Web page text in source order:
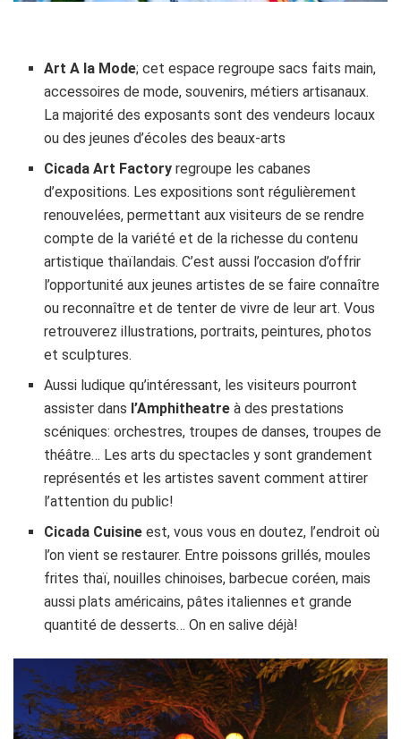
Art A la Mode; cet espace regroupe sacs faits main,
accessoires de mode, souvenirs, métiers artisanaux.
La majorité des exposants sont des vendeurs locaux
ou des jeunes d’écoles des beaux-arts
Cicada Art Factory regroupe les cabanes
d’expositions. Les expositions sont régulièrement
renouvelées, permettant aux visiteurs de se rendre
compte de la variété et de la richesse du contenu
artistique thaïlandais. C’est aussi l’occasion d’offrir
l’opportunité aux jeunes artistes de se faire connaître
ou reconnaître et de tenter de vivre de leur art. Vous
retrouverez illustrations, portraits, peintures, photos
et sculptures.
Aussi ludique qu’intéressant, les visiteurs pourront
assister dans l’Amphitheatre à des prestations
scéniques: orchestres, troupes de danses, troupes de
théâtre… Les arts du spectacles y sont grandement
représentés et les artistes savent comment attirer
l’attention du public!
Cicada Cuisine est, vous vous en doutez, l’endroit où
l’on vient se restaurer. Entre poissons grillés, moules
frites thaï, nouilles chinoises, barbecue coréen, mais
aussi plats américains, pâtes italiennes et grande
quantité de desserts… On en salive déjà!